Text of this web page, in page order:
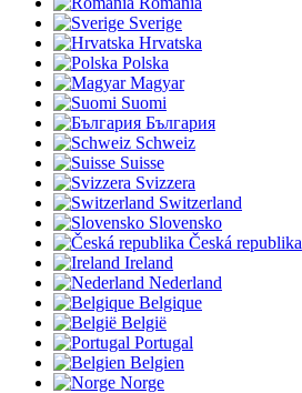
Sverige
Hrvatska
Polska
Magyar
Suomi
България
Schweiz
Suisse
Svizzera
Switzerland
Slovensko
Česká republika
Ireland
Nederland
Belgique
België
Portugal
Belgien
Norge